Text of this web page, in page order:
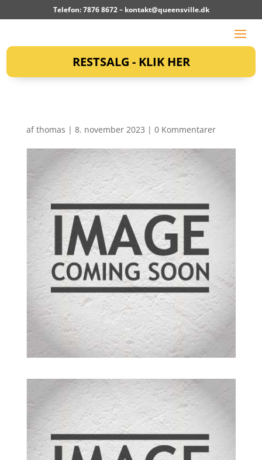
Telefon: 7876 8672 – kontakt@queensville.dk
RESTSALG - KLIK HER
afthomas | 8. november 2023 | 0 Kommentarer